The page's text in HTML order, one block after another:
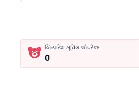
બિયરિશ મૂવિંગ એવરેજ
0